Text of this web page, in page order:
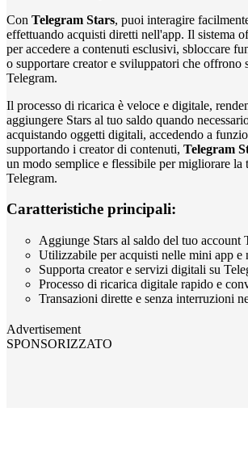
Con Telegram Stars, puoi interagire
effettuando acquisti diretti nell'app. Il sistema
per accedere a contenuti esclusivi, sbloccare
o supportare creator e sviluppatori che offrono
Telegram.
Il processo di ricarica è veloce e digitale,
aggiungere Stars al tuo saldo quando
acquistando oggetti digitali, accedendo a
supportando i creator di contenuti, Telegram
un modo semplice e flessibile per migliorare la
Telegram.
Caratteristiche principali:
Aggiunge Stars al saldo del tuo account
Utilizzabile per acquisti nelle mini app e
Supporta creator e servizi digitali su
Processo di ricarica digitale rapido e
Transazioni dirette e senza interruzioni
Advertisement
SPONSORIZZATO